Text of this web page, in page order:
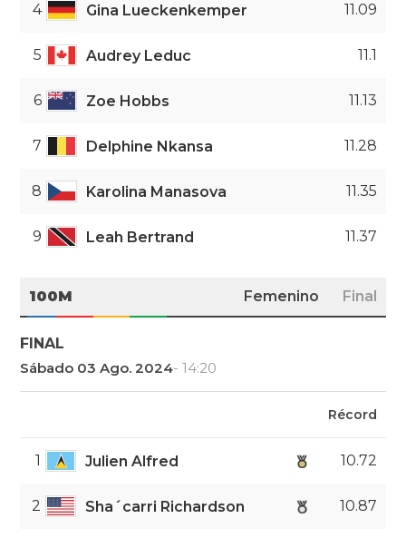
4 Gina Lueckenkemper 11.09
5 Audrey Leduc 11.1
6 Zoe Hobbs 11.13
7 Delphine Nkansa 11.28
8 Karolina Manasova 11.35
9 Leah Bertrand 11.37
100M Femenino Final
FINAL
Sábado 03 Ago. 2024- 14:20
Récord
1 Julien Alfred 10.72
2 Sha´carri Richardson 10.87